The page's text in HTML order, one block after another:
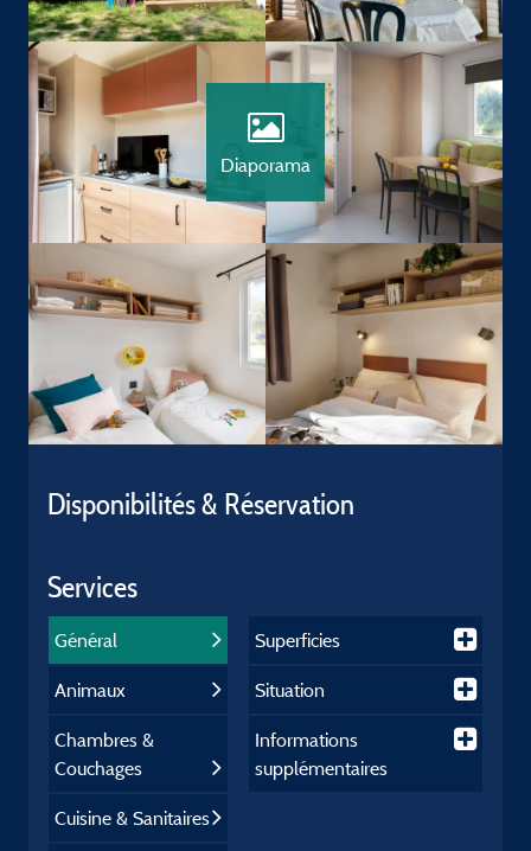
Diaporama
Disponibilités & Réservation
Services
Général
Animaux
Chambres &
Couchages
Cuisine & Sanitaires
Superficies
Situation
Informations
supplémentaires